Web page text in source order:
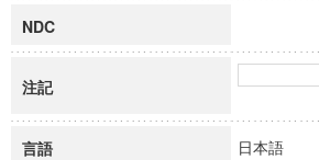
NDC
注記
言語 日本語